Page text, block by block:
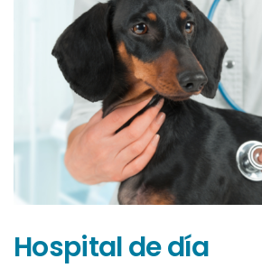
Hospital de día